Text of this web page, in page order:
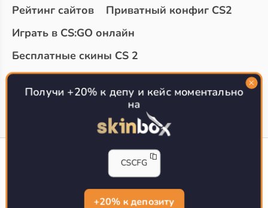
Рейтинг сайтов
Приватный конфиг CS2
Играть в CS:GO онлайн
Бесплатные скины CS 2
Топ сайтов с халявой КС 2
О проекте
CS-CONFIG.com © 2020-2026 г.
Политика конфиденциальности
Получи +20% к депу и кейс моментально
на
CSCFG
+20% к депозиту